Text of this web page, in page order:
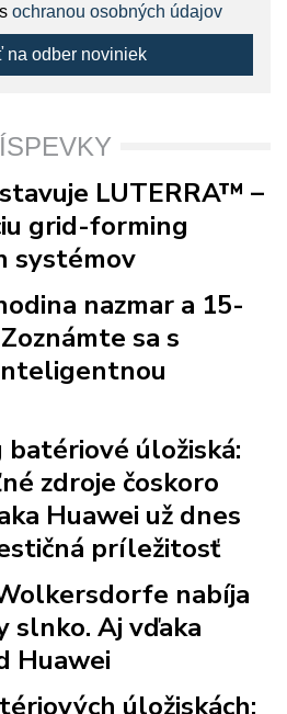
ochranou osobných údajov
na odber noviniek
LUTERRA™ –
grid-forming
systémov
nazmar a 15-
sa s
úložiská:
zdroje čoskoro
Huawei už dnes
príležitosť
nabíja
Aj vďaka
Huawei
úložiskách: